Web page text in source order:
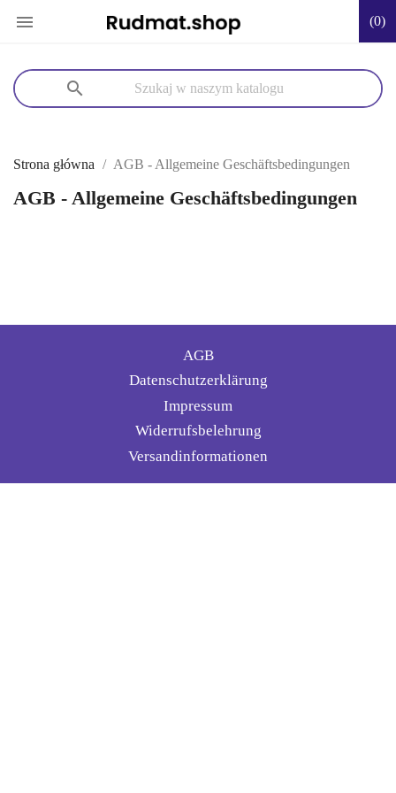
 (0)
search
Strona główna AGB - Allgemeine Geschäftsbedingungen
AGB - Allgemeine Geschäftsbedingungen
AGB
Datenschutzerklärung
Impressum
Widerrufsbelehrung
Versandinformationen